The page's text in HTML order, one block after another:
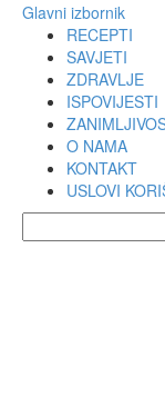
Glavni izbornik
RECEPTI
SAVJETI
ZDRAVLJE
ISPOVIJESTI
O NAMA
KONTAKT
USLOVI